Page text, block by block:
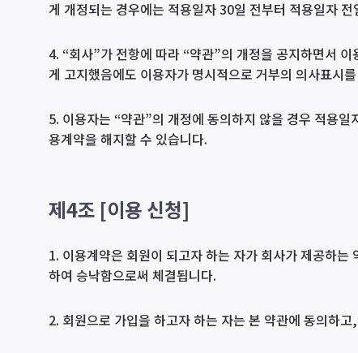
게 개정되는 경우에는 적용일자 30일 전부터 적용일자 전
4. “회사”가 전항에 따라 “약관”의 개정을 공지하면서
게 고지했음에도 이용자가 명시적으로 거부의 의사표시
5. 이용자는 “약관”의 개정에 동의하지 않을 경우 적용
용계약을 해지할 수 있습니다.
제4조 [이용 신청]
1. 이용계약은 회원이 되고자 하는 자가 회사가 제공하
하여 승낙함으로써 체결됩니다.
2. 회원으로 가입을 하고자 하는 자는 본 약관에 동의하